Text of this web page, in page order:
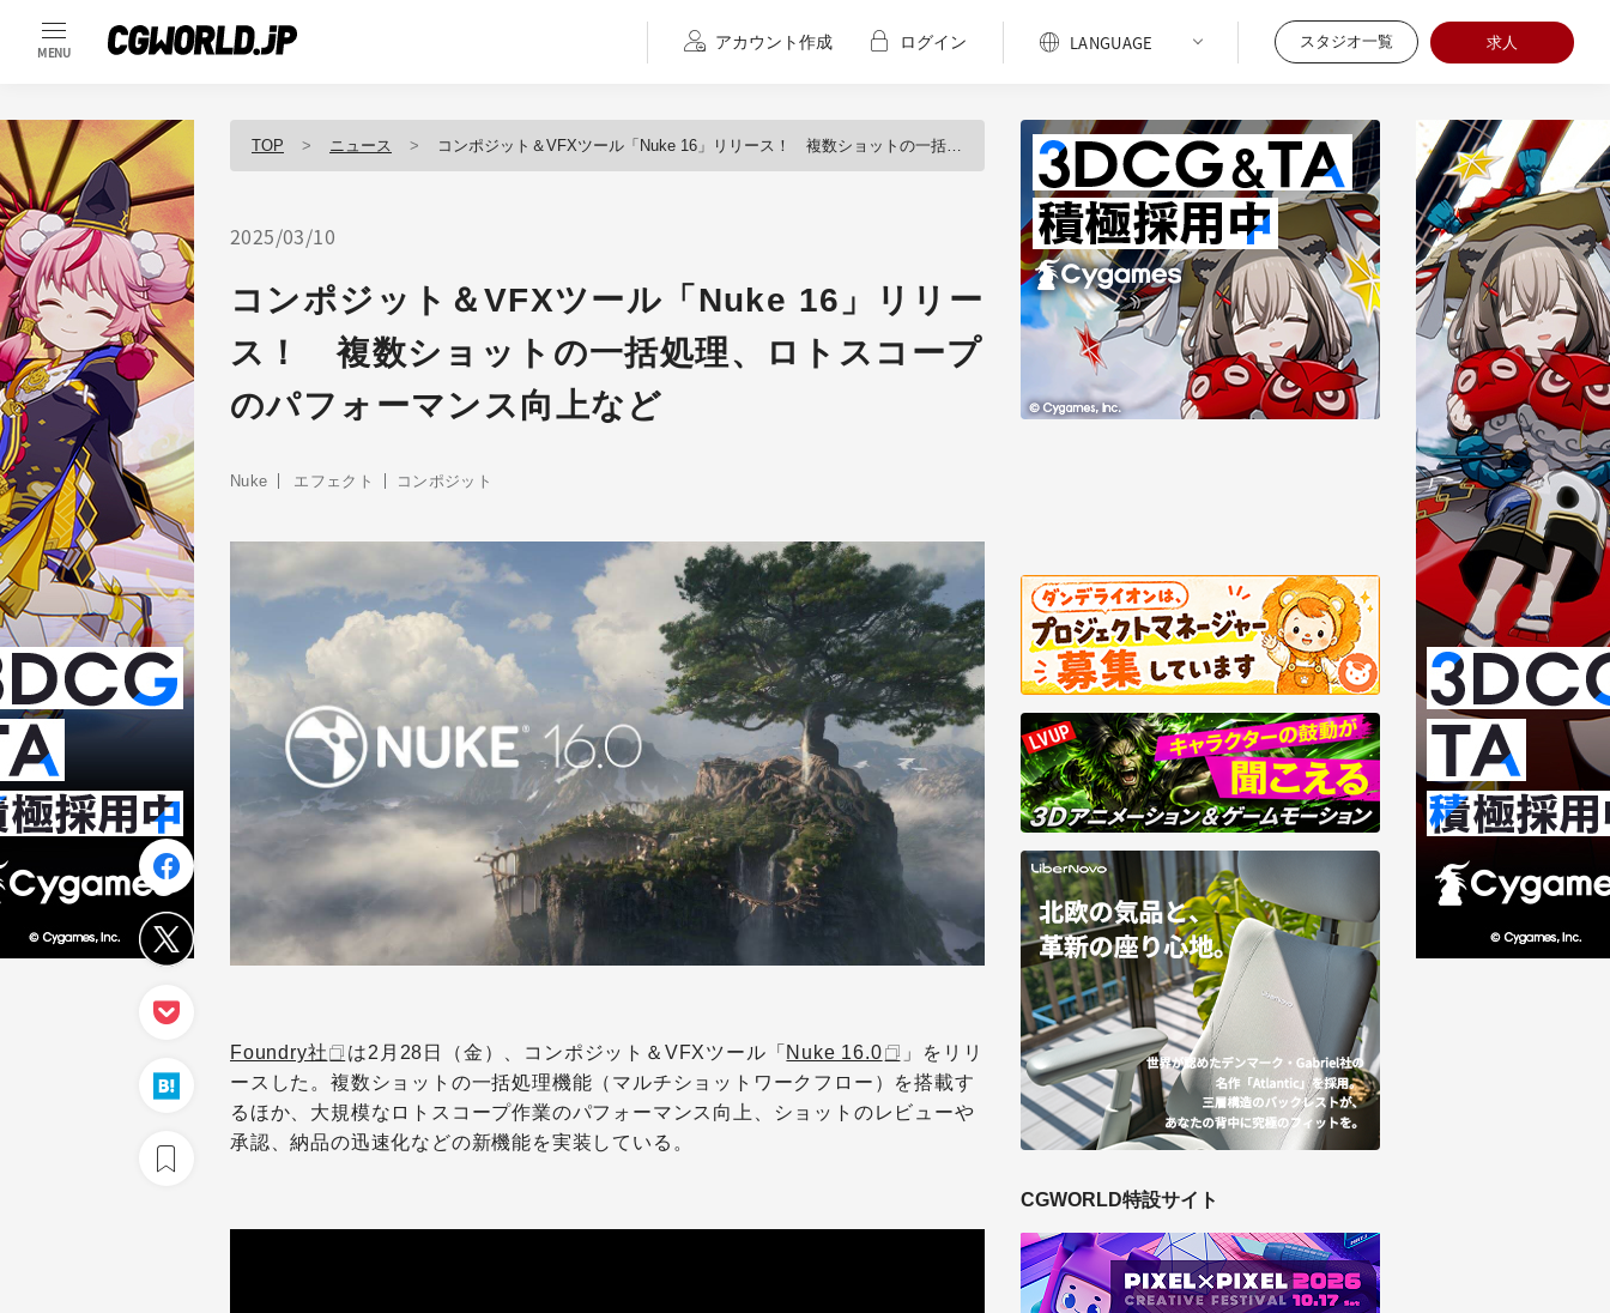
MENU
アカウント作成 ログイン スタジオ一覧 求人
TOP ニュース コンポジット＆VFXツール「Nuke 16」リリース！ 複数ショットの一括処理、ロトスコープのパフォーマンス向上など
2025/03/10
コンポジット＆VFXツール「Nuke 16」リリー
ス！ 複数ショットの一括処理、ロトスコープ
のパフォーマンス向上など
Nuke エフェクト コンポジット
Foundry社 は2月28日（金）、コンポジット＆VFXツール「 Nuke 16.0
」をリリ
ースした。複数ショットの一括処理機能（マルチショットワークフロー）を搭載す
るほか、大規模なロトスコープ作業のパフォーマンス向上、ショットのレビューや
承認、納品の迅速化などの新機能を実装している。
CGWORLD特設サイト